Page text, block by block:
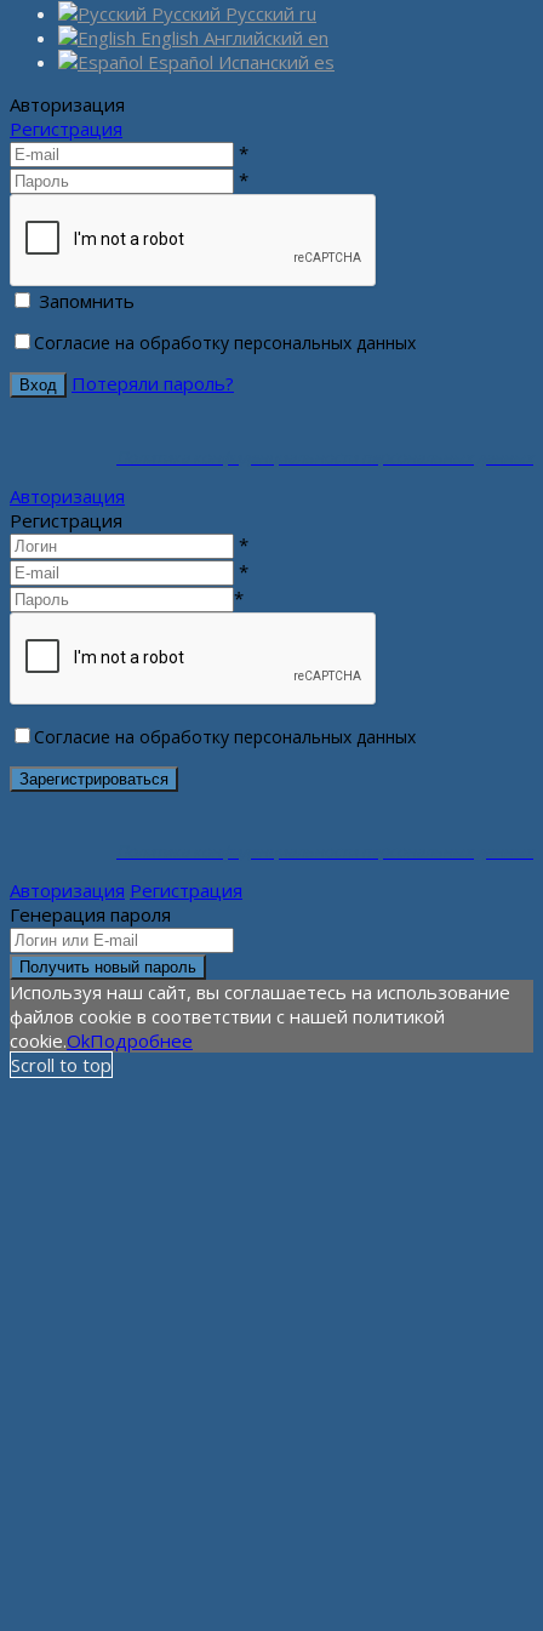
Русский Русский ru
English Английский en
Español Испанский es
Авторизация
Регистрация
*
*
Запомнить
Согласие на обработку персональных данных
Потеряли пароль?
Авторизация
Регистрация
*
*
*
Согласие на обработку персональных данных
Авторизация Регистрация
Генерация пароля
Используя наш сайт, вы соглашаетесь на использование
файлов cookie в соответствии с нашей политикой
cookie.OkПодробнее
Scroll to top